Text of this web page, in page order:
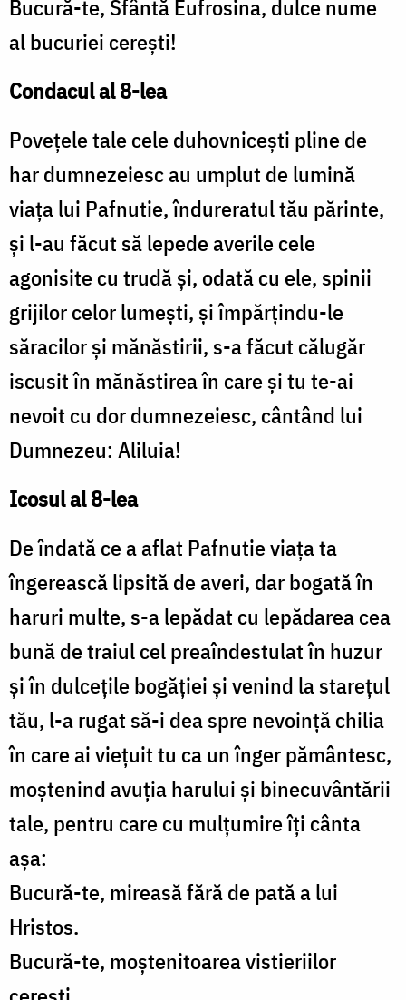
Bucură-te, Sfântă Eufrosina, dulce nume
al bucuriei cerești!
Condacul al 8-lea
Povețele tale cele duhovnicești pline de
har dumnezeiesc au umplut de lumină
viața lui Pafnutie, îndureratul tău părinte,
și l-au făcut să lepede averile cele
agonisite cu trudă și, odată cu ele, spinii
grijilor celor lumești, și împărțindu-le
săracilor și mănăstirii, s-a făcut călugăr
iscusit în mănăstirea în care și tu te-ai
nevoit cu dor dumnezeiesc, cântând lui
Dumnezeu: Aliluia!
Icosul al 8-lea
De îndată ce a aflat Pafnutie viața ta
îngerească lipsită de averi, dar bogată în
haruri multe, s-a lepădat cu lepădarea cea
bună de traiul cel preaîndestulat în huzur
și în dulcețile bogăției și venind la starețul
tău, l-a rugat să-i dea spre nevoință chilia
în care ai viețuit tu ca un înger pământesc,
moștenind avuția harului și binecuvântării
tale, pentru care cu mulțumire îți cânta
așa:
Bucură-te, mireasă fără de pată a lui
Hristos.
Bucură-te, moștenitoarea vistieriilor